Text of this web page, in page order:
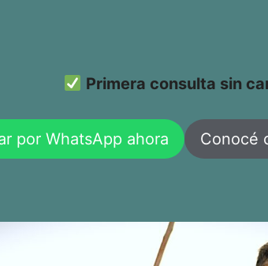
Primera consulta sin
por WhatsApp ahora Conocé